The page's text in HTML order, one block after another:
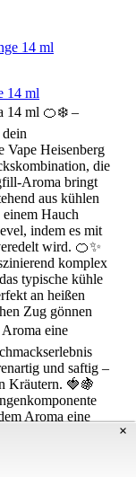
14 ml
14 ml 🍊❄️ –
Vape Heisenberg
die
Aroma bringt
aus kühlen
Hauch
indem es mit
wird. 🍊✨
komplex
typische kühle
an heißen
Zug gönnen
eine
und saftig –
Kräutern. 🍓🍇
Aroma eine
Dampfen zu
Das
das
×